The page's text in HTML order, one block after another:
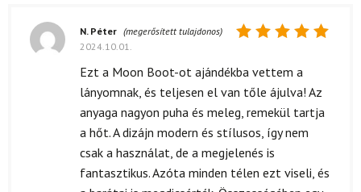
5/ 5
N. Péter (megerősített tulajdonos)
2024.10.01.
Ezt a Moon Boot-ot ajándékba vettem a
lányomnak, és teljesen el van tőle ájulva! Az
anyaga nagyon puha és meleg, remekül tartja
a hőt. A dizájn modern és stílusos, így nem
csak a használat, de a megjelenés is
fantasztikus. Azóta minden télen ezt viseli, és